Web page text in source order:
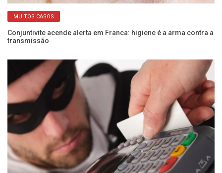
MUITOS CASOS
Conjuntivite acende alerta em Franca: higiene é a arma contra a
transmissão